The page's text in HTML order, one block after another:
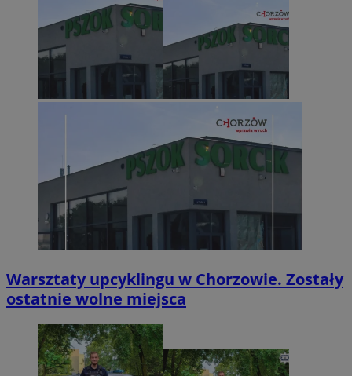
Warsztaty upcyklingu w Chorzowie. Zostały
ostatnie wolne miejsca